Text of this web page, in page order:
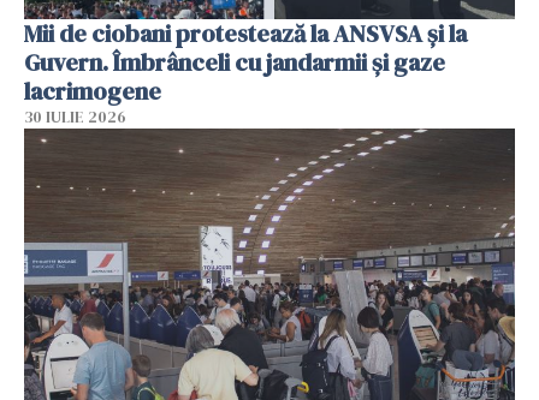
Mii de ciobani protestează la ANSVSA și la
Guvern. Îmbrânceli cu jandarmii și gaze
lacrimogene
30 IULIE 2026